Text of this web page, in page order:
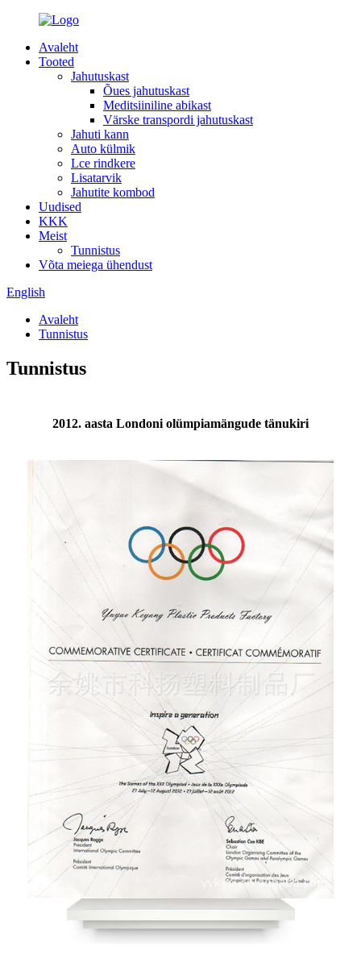
Avaleht
Tooted
Jahutuskast
Õues jahutuskast
Meditsiiniline abikast
Värske transpordi jahutuskast
Jahuti kann
Auto külmik
Lce rindkere
Lisatarvik
Jahutite kombod
Uudised
KKK
Meist
Tunnistus
Võta meiega ühendust
English
Avaleht
Tunnistus
Tunnistus
2012. aasta Londoni olümpiamängude tänukiri